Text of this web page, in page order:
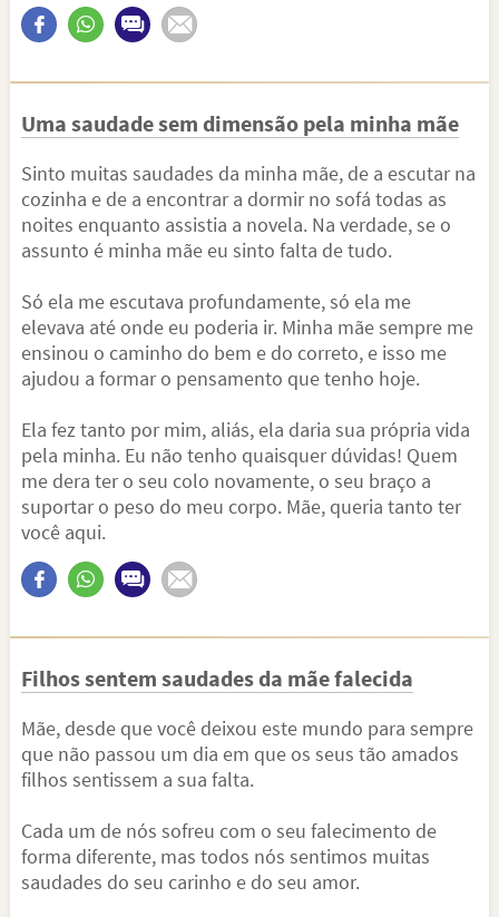
Uma saudade sem dimensão pela minha mãe
Sinto muitas saudades da minha mãe, de a escutar na
cozinha e de a encontrar a dormir no sofá todas as
noites enquanto assistia a novela. Na verdade, se o
assunto é minha mãe eu sinto falta de tudo.
Só ela me escutava profundamente, só ela me
elevava até onde eu poderia ir. Minha mãe sempre me
ensinou o caminho do bem e do correto, e isso me
ajudou a formar o pensamento que tenho hoje.
Ela fez tanto por mim, aliás, ela daria sua própria vida
pela minha. Eu não tenho quaisquer dúvidas! Quem
me dera ter o seu colo novamente, o seu braço a
suportar o peso do meu corpo. Mãe, queria tanto ter
você aqui.
Filhos sentem saudades da mãe falecida
Mãe, desde que você deixou este mundo para sempre
que não passou um dia em que os seus tão amados
filhos sentissem a sua falta.
Cada um de nós sofreu com o seu falecimento de
forma diferente, mas todos nós sentimos muitas
saudades do seu carinho e do seu amor.